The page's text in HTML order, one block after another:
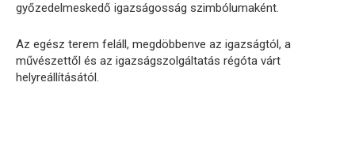
győzedelmeskedő igazságosság szimbólumaként.
Az egész terem feláll, megdöbbenve az igazságtól, a
művészettől és az igazságszolgáltatás régóta várt
helyreállításától.